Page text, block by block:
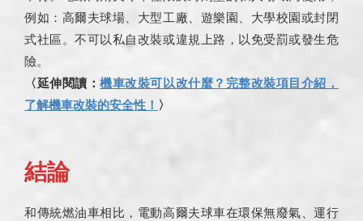
例如：高爾夫球場、大型工廠、遊樂園、大學校園或封閉
式社區。不可以私自改裝或違規上路，以免受罰或發生危
險。
〈延伸閱讀：機車改裝可以改什麼？完整改裝項目介紹，
了解機車改裝的安全性！ 〉
結論
和傳統燃油車相比，電動高爾夫球車在環保無廢氣、運行